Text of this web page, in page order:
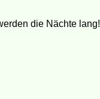
die Nächte lang!